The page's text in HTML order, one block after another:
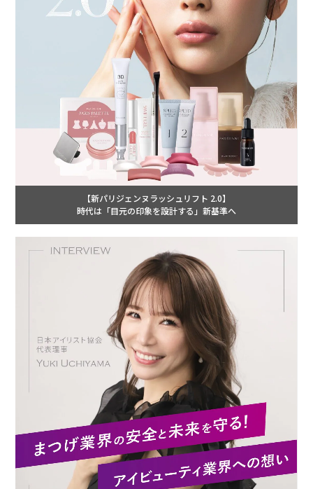
【新パリジェンヌラッシュリフト 2.0】
時代は「目元の印象を設計する」新基準へ